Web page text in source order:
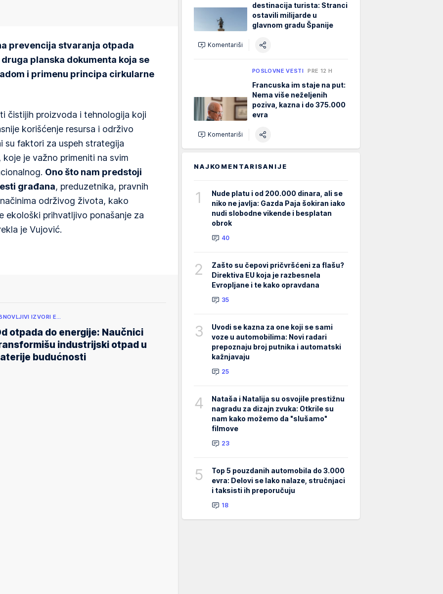
prevencija stvaranja otpada
planska dokumenta koja se
i primenu principa cirkularne
čistijih proizvoda i tehnologija koji
korišćenje resursa i održivo
su faktori za uspeh strategija
je važno primeniti na svim
Ono što nam predstoji
građana, preduzetnika, pravnih
održivog života, kako
ekološki prihvatljivo ponašanje za
je Vujović.
IZVORI E…
otpada do energije: Naučnici
industrijski otpad u
budućnosti
destinacija turista: Stranci
ostavili milijarde u
glavnom gradu Španije
Komentariši
POSLOVNE VESTI PRE 12 H
Francuska im staje na put:
Nema više neželjenih
poziva, kazna i do 375.000
evra
Komentariši
NAJKOMENTARISANIJE
1
Nude platu i od 200.000 dinara, ali se
niko ne javlja: Gazda Paja šokiran iako
nudi slobodne vikende i besplatan
obrok
40
2
Zašto su čepovi pričvršćeni za flašu?
Direktiva EU koja je razbesnela
Evropljane i te kako opravdana
35
3
Uvodi se kazna za one koji se sami
voze u automobilima: Novi radari
prepoznaju broj putnika i automatski
kažnjavaju
25
4
Nataša i Natalija su osvojile prestižnu
nagradu za dizajn zvuka: Otkrile su
nam kako možemo da "slušamo"
filmove
23
5
Top 5 pouzdanih automobila do 3.000
evra: Delovi se lako nalaze, stručnjaci
i taksisti ih preporučuju
18